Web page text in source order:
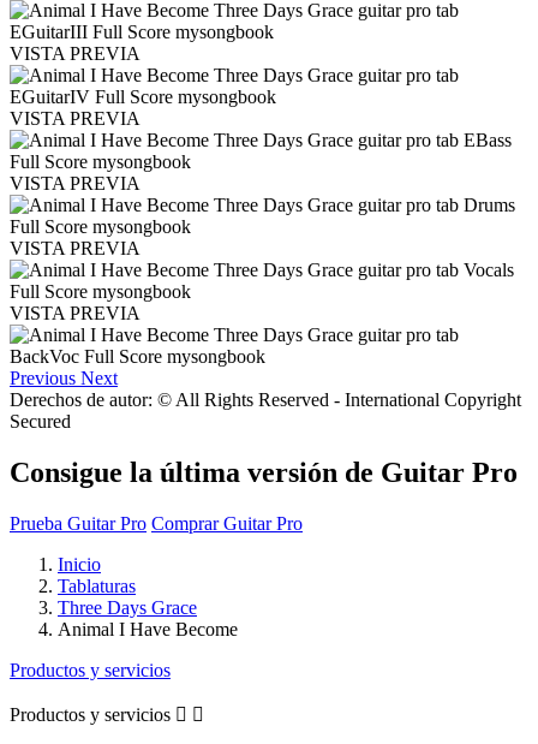
VISTA PREVIA
VISTA PREVIA
VISTA PREVIA
VISTA PREVIA
VISTA PREVIA
Previous Next
Derechos de autor: © All Rights Reserved - International Copyright
Secured
Consigue la última versión de Guitar Pro
Prueba Guitar Pro Comprar Guitar Pro
Inicio
Tablaturas
Three Days Grace
Animal I Have Become
Productos y servicios
Productos y servicios  